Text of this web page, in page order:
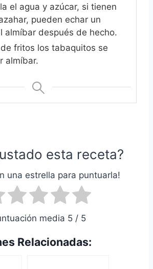
el agua y azúcar, si tienen
pueden echar un
almíbar después de hecho.
fritos los tabaquitos se
almíbar.
esta receta?
una estrella para puntuarla!
media 5 / 5
Relacionadas: